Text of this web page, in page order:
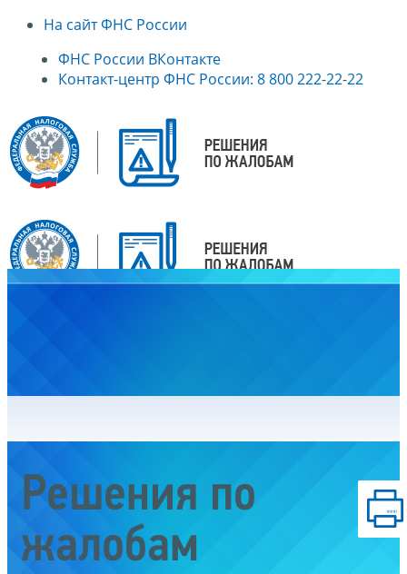
На сайт ФНС России
ФНС России ВКонтакте
Контакт-центр ФНС России: 8 800 222-22-22
Решения по
жалобам